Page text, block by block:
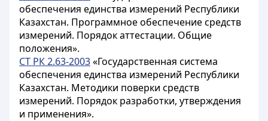
обеспечения единства измерений Республики
Казахстан. Программное обеспечение средств
измерений. Порядок аттестации. Общие
положения».
СТ РК 2.63-2003«Государственная система
обеспечения единства измерений Республики
Казахстан. Методики поверки средств
измерений. Порядок разработки, утверждения
и применения».